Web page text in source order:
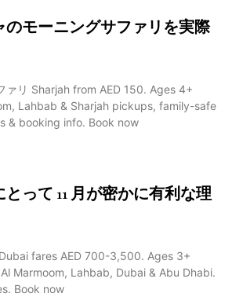
のモーニングサファリを実際
ァリ Sharjah from AED 150. Ages 4+
Lahbab & Sharjah pickups, family-safe
& booking info. Book now
って 11 月が密かに有利な理
fares AED 700-3,500. Ages 3+
Marmoom, Lahbab, Dubai & Abu Dhabi.
Book now